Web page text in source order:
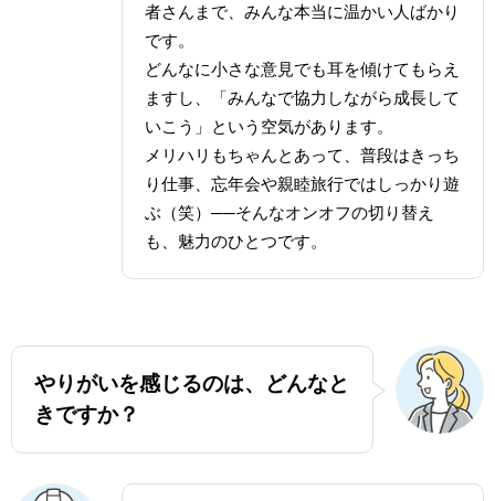
者さんまで、みんな本当に温かい人ばかり
です。
どんなに小さな意見でも耳を傾けてもらえ
ますし、「みんなで協力しながら成長して
いこう」という空気があります。
メリハリもちゃんとあって、普段はきっち
り仕事、忘年会や親睦旅行ではしっかり遊
ぶ（笑）──そんなオンオフの切り替え
も、魅力のひとつです。
やりがいを感じるのは、どんなと
きですか？